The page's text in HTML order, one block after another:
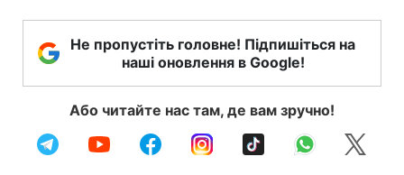
Не пропустіть головне! Підпишіться на
наші оновлення в Google!
Або читайте нас там, де вам зручно!